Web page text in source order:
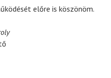
előre is köszönöm.